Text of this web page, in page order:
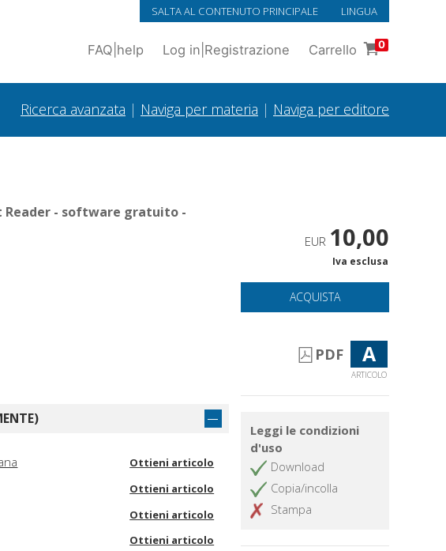
SALTA AL CONTENUTO PRINCIPALE LINGUA
FAQ help Log in Registrazione Carrello 0
Ricerca avanzata | Naviga per materia | Naviga per editore
Reader - software gratuito -
Ottieni articolo
Ottieni articolo
Ottieni articolo
Ottieni articolo
EUR 10,00
Iva esclusa
ACQUISTA
PDF A
ARTICOLO
Leggi le condizioni
d'uso
Download
Copia/incolla
Stampa